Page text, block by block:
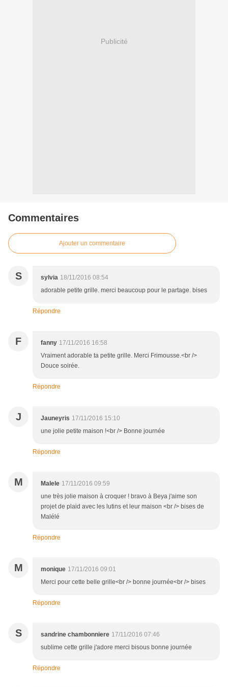
Publicité
Commentaires
Ajouter un commentaire
S sylvia 18/11/2016 08:54
adorable petite grille. merci beaucoup pour le partage. bises
Répondre
F fanny 17/11/2016 16:58
Vraiment adorable ta petite grille. Merci Frimousse.<br />
Douce soirée.
Répondre
J Jauneyris 17/11/2016 15:10
une jolie petite maison !<br /> Bonne journée
Répondre
M Malele 17/11/2016 09:59
une très jolie maison à croquer ! bravo à Beya j'aime son
projet de plaid avec les lutins et leur maison <br /> bises de
Malélé
Répondre
M monique 17/11/2016 09:01
Merci pour cette belle grille<br /> bonne journée<br /> bises
Répondre
S sandrine chambonniere 17/11/2016 07:46
sublime cette grille j'adore merci bisous bonne journée
Répondre